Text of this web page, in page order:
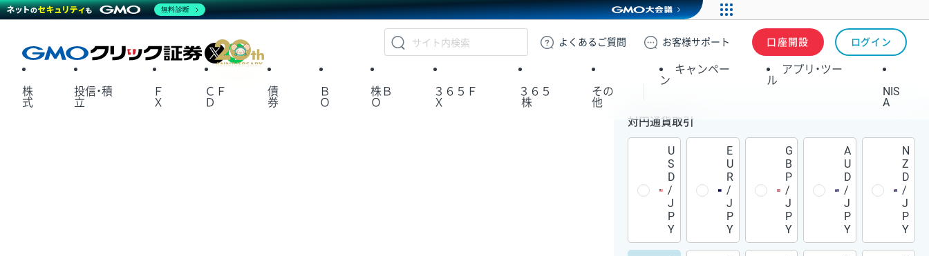
GMOクリック証券
よくある ご質問 お客様サポート 口座開設 ログイン
X
株
式
投信・積
立
Ｆ
Ｘ
ＣＦ
Ｄ
債
券
Ｂ
Ｏ
株Ｂ
Ｏ
３６５Ｆ
Ｘ
３６５
株
その
他
キャンペー
ン
アプリ・ツー
ル
NIS
A
対円通貨取引
U
S
D
/
J
P
Y
E
U
R
/
J
P
Y
G
B
P
/
J
P
Y
A
U
D
/
J
P
Y
N
Z
D
/
J
P
Y
無料診断